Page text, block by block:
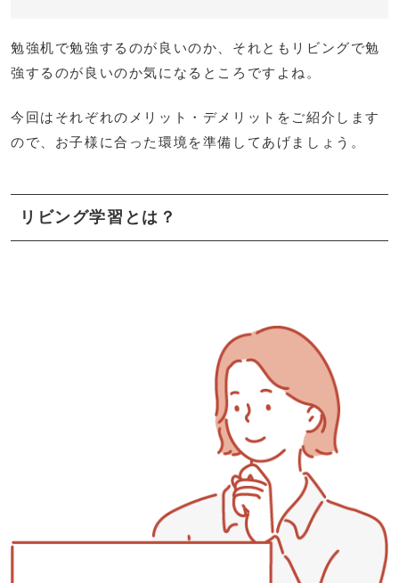
勉強机で勉強するのが良いのか、それともリビングで勉
強するのが良いのか気になるところですよね。
今回はそれぞれのメリット・デメリットをご紹介します
ので、お子様に合った環境を準備してあげましょう。
リビング学習とは？